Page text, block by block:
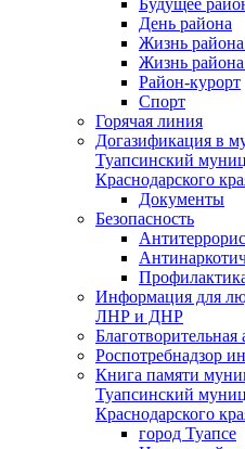
Будущее
День района
Жизнь
Жизнь
Район-курорт
Спорт
Горячая линия
Догазификация в
Туапсинский
Краснодарского
Документы
Безопасность
Информация для
ЛНР и ДНР
Роспотребнадзор
Книга памяти
Туапсинский
Краснодарского
город Туапсе